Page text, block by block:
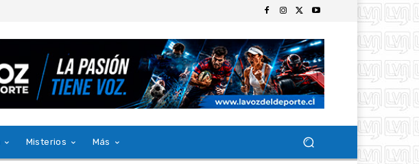
Misterios Más